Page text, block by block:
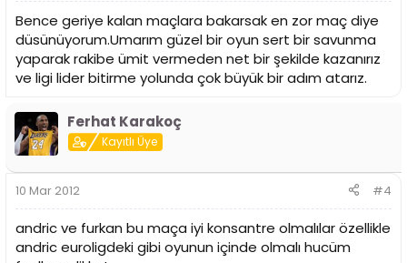
Bence geriye kalan maçlara bakarsak en zor maç diye
düsünüyorum.Umarım güzel bir oyun sert bir savunma
yaparak rakibe ümit vermeden net bir şekilde kazanırız
ve ligi lider bitirme yolunda çok büyük bir adım atarız.
Ferhat Karakoç
Kayıtlı Üye
10 Mar 2012 #4
andric ve furkan bu maça iyi konsantre olmalılar özellikle
andric euroligdeki gibi oyunun içinde olmalı hucüm